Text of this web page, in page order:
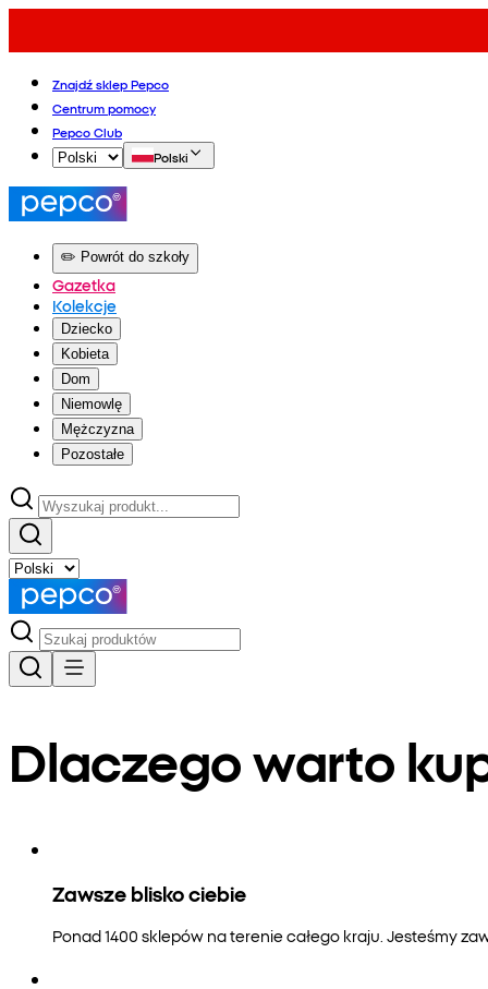
Znajdź sklep Pepco
Centrum pomocy
Pepco Club
Polski
✏️ Powrót do szkoły
Gazetka
Kolekcje
Dziecko
Kobieta
Dom
Niemowlę
Mężczyzna
Pozostałe
Dlaczego warto
Zawsze blisko ciebie
Ponad 1400 sklepów na terenie całego kraju. Jesteśmy